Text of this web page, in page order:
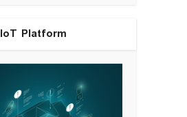
IoT Platform